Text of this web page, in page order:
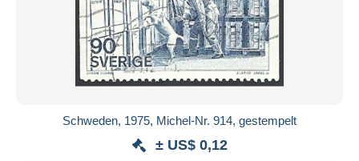
Schweden, 1975, Michel-Nr. 914, gestempelt
± US$ 0,12